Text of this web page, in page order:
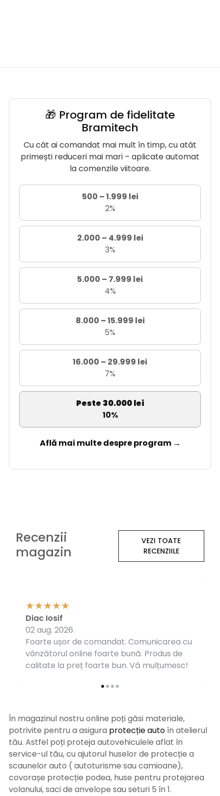
🎁 Program de fidelitate
Bramitech
Cu cât ai comandat mai mult în timp, cu atât
primești reduceri mai mari – aplicate automat
la comenzile viitoare.
500 – 1.999 lei
2%
2.000 – 4.999 lei
3%
5.000 – 7.999 lei
4%
8.000 – 15.999 lei
5%
16.000 – 29.999 lei
7%
Peste 30.000 lei
10%
Află mai multe despre program →
Recenzii
magazin
VEZI TOATE
RECENZIILE
Foarte ușor de comandat. Comunicarea cu
vânzătorul online foarte bună. Produs de
calitate la preț foarte bun. Vă mulțumesc!
Diac Iosif
02 aug. 2026
În magazinul nostru online poți găsi materiale,
potrivite pentru a asigura protecție autoîn atelierul
tău. Astfel poți proteja autovehiculele aflat în
service-ul tău, cu ajutorul huselor de protecție a
scaunelor auto ( autoturisme sau camioane),
covorașe protecție podea, huse pentru protejarea
volanului, saci de anvelope sau seturi 5 în 1.